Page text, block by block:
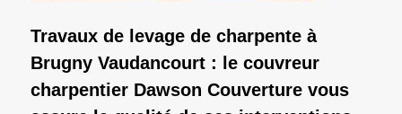
Travaux de levage de charpente à
Brugny Vaudancourt : le couvreur
charpentier Dawson Couverture vous